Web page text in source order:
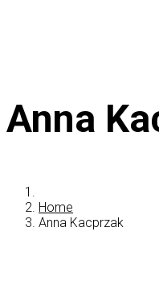
Anna
Home
Anna Kacprzak